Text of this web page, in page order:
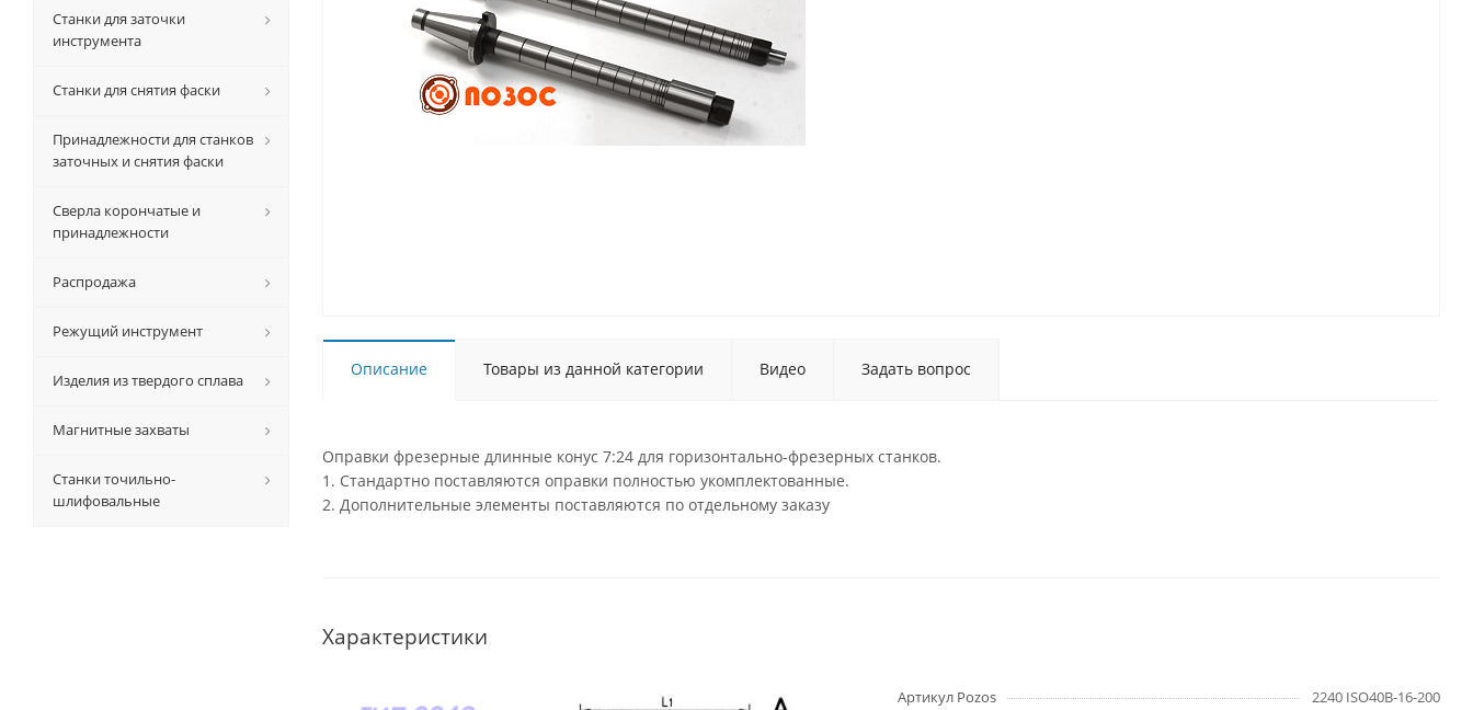
Описание Товары из данной категории Видео Задать вопрос
Оправки фрезерные длинные конус 7:24 для горизонтально-фрезерных станков.
1. Стандартно поставляются оправки полностью укомплектованные.
2. Дополнительные элементы поставляются по отдельному заказу
Характеристики
Артикул Pozos
2240 ISO40B-16-200
Станки для заточки
инструмента
Станки для снятия фаски
Принадлежности для станков
заточных и снятия фаски
Сверла корончатые и
принадлежности
Распродажа
Режущий инструмент
Изделия из твердого сплава
Магнитные захваты
Станки точильно-
шлифовальные